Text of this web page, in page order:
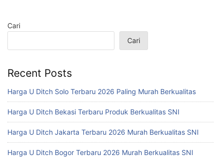
Cari
Cari
Recent Posts
Harga U Ditch Solo Terbaru 2026 Paling Murah Berkualitas
Harga U Ditch Bekasi Terbaru Produk Berkualitas SNI
Harga U Ditch Jakarta Terbaru 2026 Murah Berkualitas SNI
Harga U Ditch Bogor Terbaru 2026 Murah Berkualitas SNI